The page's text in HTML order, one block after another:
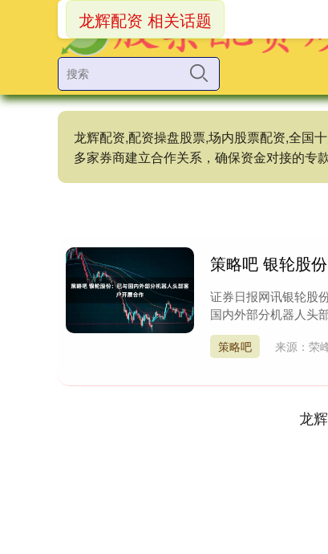
龙辉配资,配资操盘股票,场内股票配资,全国
多家券商建立合作关系，确保资金对接的专
龙辉配资 相关话题
策略吧 银轮股
证券日报网讯银轮股
国内外部分机器人头
策略吧 来源：荣
龙